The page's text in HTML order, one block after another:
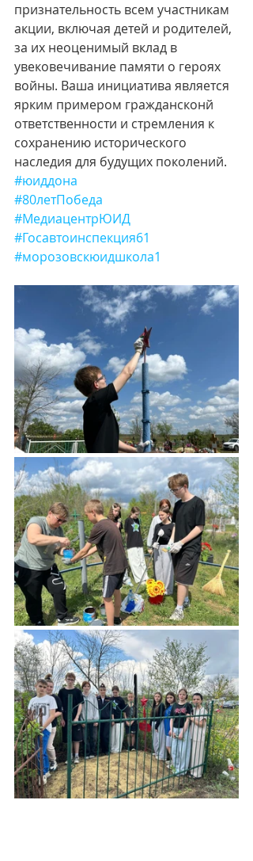
признательность всем участникам
акции, включая детей и родителей,
за их неоценимый вклад в
увековечивание памяти о героях
войны. Ваша инициатива является
ярким примером граждансконй
ответственности и стремления к
сохранению исторического
наследия для будущих поколений.
#юиддона
#80летПобеда
#МедиацентрЮИД
#Госавтоинспекция61
#морозовскюидшкола1